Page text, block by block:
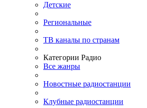
Детские
Региональные
ТВ каналы по странам
Категории Радио
Все жанры
Новостные радиостанции
Клубные радиостанции